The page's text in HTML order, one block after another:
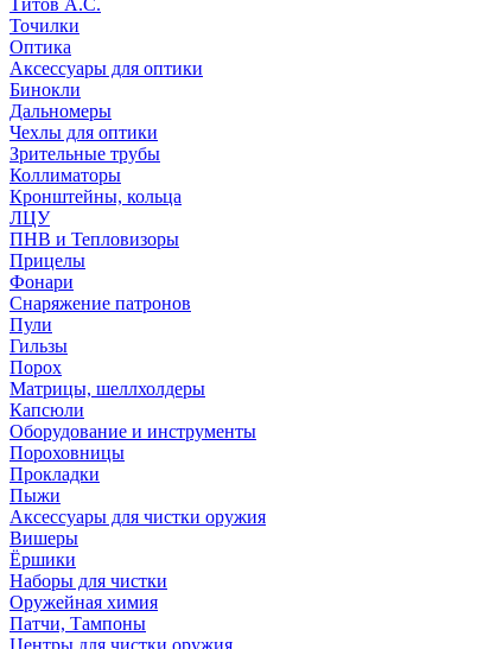
Титов А.С.
Точилки
Оптика
Аксессуары для оптики
Бинокли
Дальномеры
Чехлы для оптики
Зрительные трубы
Коллиматоры
Кронштейны, кольца
ЛЦУ
ПНВ и Тепловизоры
Прицелы
Фонари
Снаряжение патронов
Пули
Гильзы
Порох
Матрицы, шеллхолдеры
Капсюли
Оборудование и инструменты
Пороховницы
Прокладки
Пыжи
Аксессуары для чистки оружия
Вишеры
Ёршики
Наборы для чистки
Оружейная химия
Патчи, Тампоны
Центры для чистки оружия